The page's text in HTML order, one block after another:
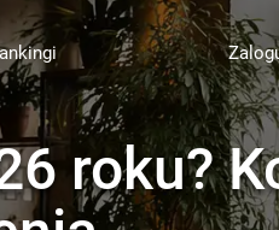
roku?